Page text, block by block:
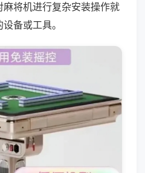
将机进行复杂安装操作就
备或工具。